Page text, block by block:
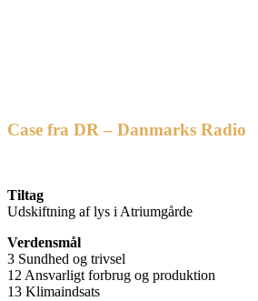
Case fra DR – Danmarks Radio
Tiltag
Udskiftning af lys i Atriumgårde
Verdensmål
3 Sundhed og trivsel
12 Ansvarligt forbrug og produktion
13 Klimaindsats